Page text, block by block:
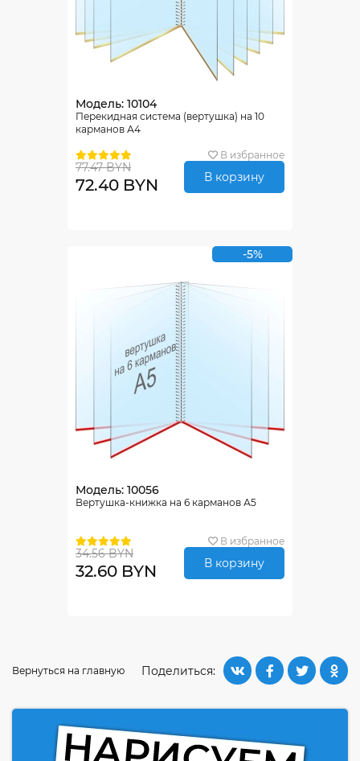
Модель: 10104
Перекидная система (вертушка) на 10
карманов А4
В избранное
77.47 BYN
72.40 BYN В корзину
-5%
Модель: 10056
Вертушка-книжка на 6 карманов А5
В избранное
34.56 BYN
32.60 BYN В корзину
Поделиться:
Вернуться на главную